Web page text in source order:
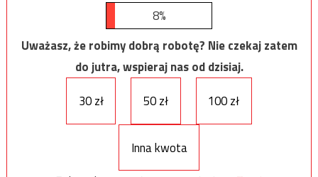
8%
Uważasz, że robimy dobrą robotę? Nie czekaj zatem
do jutra, wspieraj nas od dzisiaj.
30 zł
50 zł 100 zł
Inna kwota